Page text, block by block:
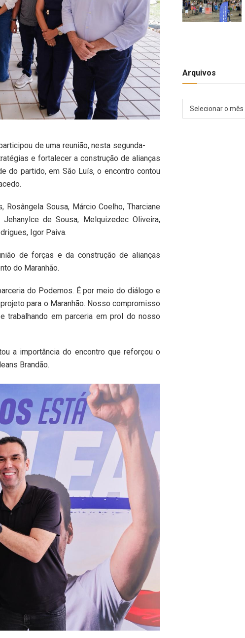
de uma reunião, nesta segunda-
e fortalecer a construção de alianças
do partido, em São Luís, o encontro contou
Rosângela Sousa, Márcio Coelho, Tharciane
de Sousa, Melquizedec Oliveira,
Igor Paiva.
de forças e da construção de alianças
do Maranhão.
do Podemos. É por meio do diálogo e
para o Maranhão. Nosso compromisso
trabalhando em parceria em prol do nosso
a importância do encontro que reforçou o
Brandão.
Arquivos
Selecionar o mês